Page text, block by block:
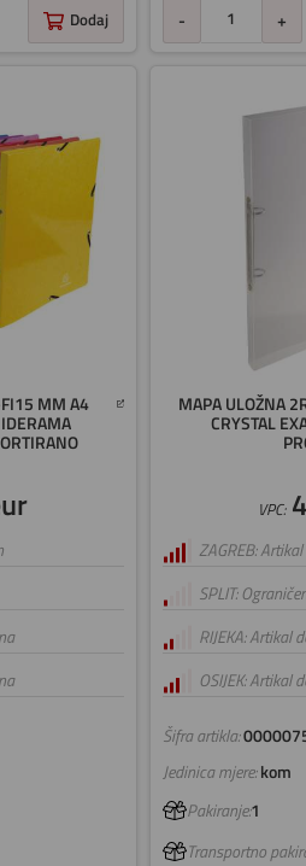
Dodaj - +
MM A4 MAPA ULOŽNA
CRYSTAL
Šifra artikla:
VPC:
ZAGREB:
SPLIT:
RIJEKA: Artikal
OSIJEK: Artikal
Jedinica mjere:kom
Pakiranje:1
Transportno